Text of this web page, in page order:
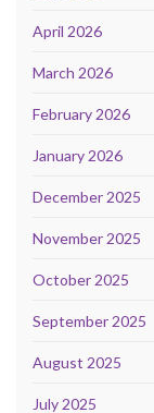
April 2026
March 2026
February 2026
January 2026
December 2025
November 2025
October 2025
September 2025
August 2025
July 2025